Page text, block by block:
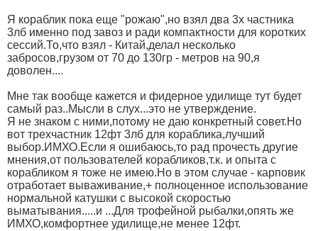
Я кораблик пока еще "рожаю",но взял два 3х частника
3лб именно под завоз и ради компактности для коротких
сессий.То,что взял - Китай,делал несколько
забросов,грузом от 70 до 130гр - метров на 90,я
доволен....
Мне так вообще кажется и фидерное удилище тут будет
самый раз..Мысли в слух...это не утверждение.
Я не знаком с ними,потому не даю конкретный совет.Но
вот трехчастник 12фт 3лб для кораблика,лучший
выбор.ИМХО.Если я ошибаюсь,то рад прочесть другие
мнения,от пользователей корабликов,т.к. и опыта с
корабликом я тоже не имею.Но в этом случае - карповик
отработает вываживание,+ полноценное использование
нормальной катушки с высокой скоростью
выматывания.....и ...Для трофейной рыбалки,опять же
ИМХО,комфортнее удилище,не менее 12фт.